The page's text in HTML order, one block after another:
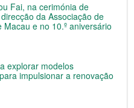
Fai, na cerimónia de
da Associação de
e no 10.º aniversário
explorar modelos
impulsionar a renovação